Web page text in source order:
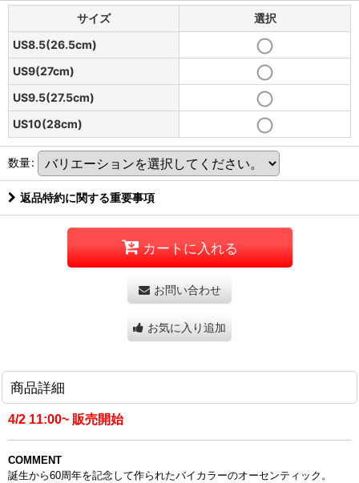
サイズ
選択
US8.5(26.5cm)
US9(27cm)
US9.5(27.5cm)
US10(28cm)
数量:
返品特約に関する重要事項
カートに入れる
お問い合わせ
お気に入り追加
商品詳細
4/2 11:00~ 販売開始
COMMENT
誕生から60周年を記念して作られたバイカラーのオーセンティック。